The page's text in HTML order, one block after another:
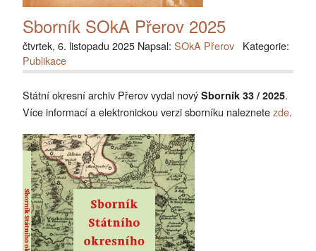
Sborník SOkA Přerov 2025
čtvrtek, 6. listopadu 2025 Napsal: SOkA Přerov Kategorie:
Publikace
Státní okresní archiv Přerov vydal nový Sborník 33 / 2025.
Více informací a elektronickou verzi sborníku naleznetezde.